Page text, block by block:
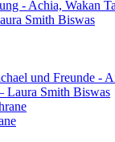
- Achia, Wakan
Smith Biswas
und Freunde -
Laura Smith Biswas